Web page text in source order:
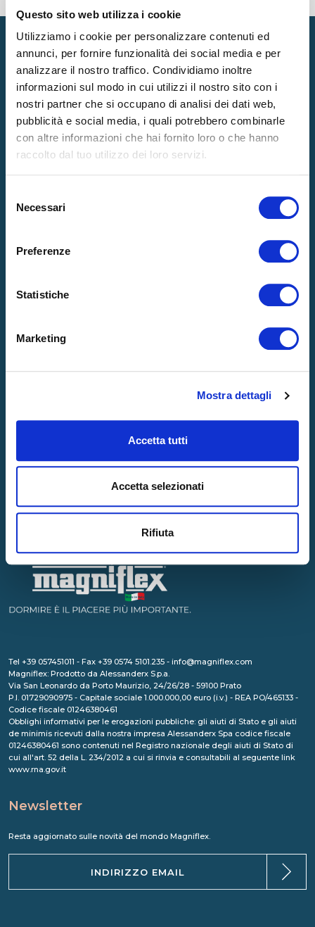
Questo sito web utilizza i cookie
Utilizziamo i cookie per personalizzare contenuti ed
annunci, per fornire funzionalità dei social media e per
analizzare il nostro traffico. Condividiamo inoltre
informazioni sul modo in cui utilizzi il nostro sito con i
nostri partner che si occupano di analisi dei dati web,
pubblicità e social media, i quali potrebbero combinarle
con altre informazioni che hai fornito loro o che hanno
raccolto dal tuo utilizzo dei loro servizi.
delNecessari
Preferenze
Statistiche
Marketing
Mostra dettagli
Accetta tutti
Accetta selezionati
Rifiuta
Prodotti
MATERASSI
RETI
GUANCIALI
ACCESSORI
LA NOSTRA ESSENZA
INNOVAZIONI E TECNOLOGIE
Contatti
Tel +39 057451011 - Fax +39 0574 5101.235 - info@magniflex.com
Magniflex: Prodotto da Alessanderx S.p.a.
Via San Leonardo da Porto Maurizio, 24/26/28 - 59100 Prato
P.I. 01729090975 - Capitale sociale 1.000.000,00 euro (i.v.) - REA PO/465133 -
Codice fiscale 01246380461
Obblighi informativi per le erogazioni pubbliche: gli aiuti di Stato e gli aiuti
de minimis ricevuti dalla nostra impresa Alessanderx Spa codice fiscale
01246380461 sono contenuti nel Registro nazionale degli aiuti di Stato di
cui all'art. 52 della L. 234/2012 a cui si rinvia e consultabili al seguente link
www.rna.gov.it
Newsletter
Resta aggiornato sulle novità del mondo Magniflex.